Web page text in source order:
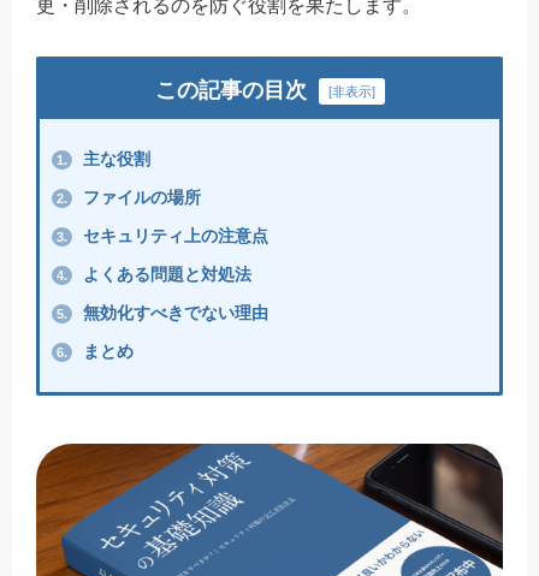
更・削除されるのを防ぐ役割を果たします。
この記事の目次 [非表示]
1. 主な役割
2. ファイルの場所
3. セキュリティ上の注意点
4. よくある問題と対処法
5. 無効化すべきでない理由
6. まとめ